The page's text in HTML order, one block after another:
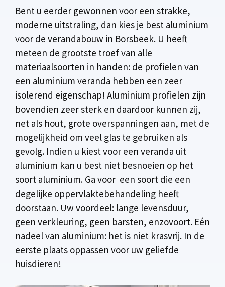
Bent u eerder gewonnen voor een strakke,
moderne uitstraling, dan kies je best aluminium
voor de verandabouw in Borsbeek. U heeft
meteen de grootste troef van alle
materiaalsoorten in handen: de profielen van
een aluminium veranda hebben een zeer
isolerend eigenschap! Aluminium profielen zijn
bovendien zeer sterk en daardoor kunnen zij,
net als hout, grote overspanningen aan, met de
mogelijkheid om veel glas te gebruiken als
gevolg. Indien u kiest voor een veranda uit
aluminium kan u best niet besnoeien op het
soort aluminium. Ga voor een soort die een
degelijke oppervlaktebehandeling heeft
doorstaan. Uw voordeel: lange levensduur,
geen verkleuring, geen barsten, enzovoort. Eén
nadeel van aluminium: het is niet krasvrij. In de
eerste plaats oppassen voor uw geliefde
huisdieren!